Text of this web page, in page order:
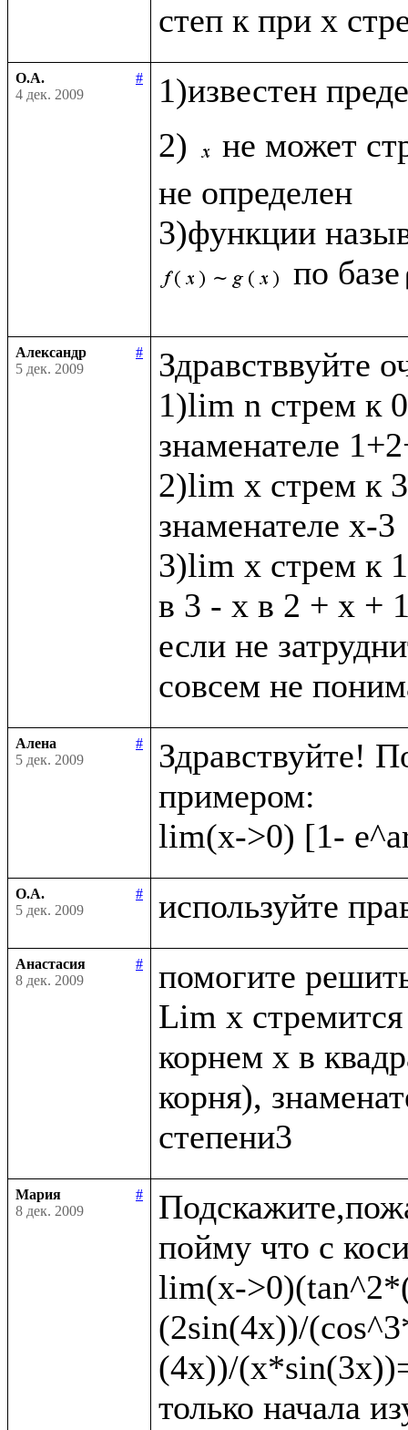
О.А.
#
4 дек. 2009
1)известен
2)
не может
не определен
3)функции
по базе
Александр
#
5 дек. 2009
Здравстввуйте
1)lim n стрем к
знаменателе
2)lim x стрем к
знаменателе х-3
3)lim x стрем к
в 3 - х в 2 + х +
если не
Алена
#
5 дек. 2009
Здравствуйте!
примером:
О.А.
#
5 дек. 2009
Анастасия
#
8 дек. 2009
помогите
Lim x
корнем x в
корня),
Мария
#
8 дек. 2009
пойму что с
lim(x-
(2sin(4x))/
(4x))/
только начала